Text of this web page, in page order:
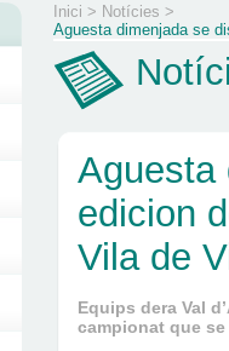
Inici > Notícies >
Aguesta dimenjada se
Aguesta
edicion
Vila de
Equips dera Val
campionat que se